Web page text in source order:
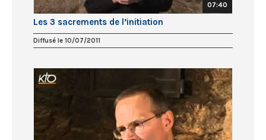
07:40
Les 3 sacrements de l’initiation
Diffusé le 10/07/2011